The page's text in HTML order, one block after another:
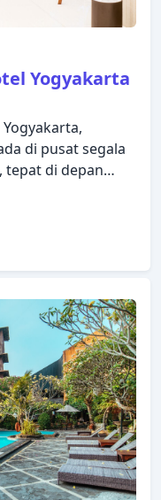
Yogyakarta
di pusat segala
tepat di depan
fasilitas dan
semua yang
nyaman.
24 jam, layanan
jam,
dari
Kamar
kenyamanan
yang nyaman
AC, meja tulis,
di properti ini
Anda. Apa
membuat Anda